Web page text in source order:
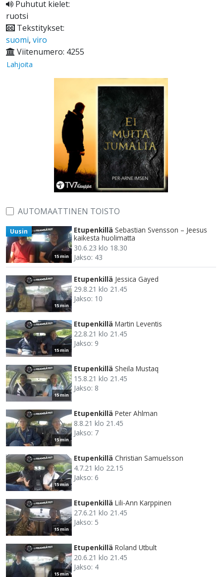
Puhutut kielet:
ruotsi
Tekstitykset:
suomi, viro
Viitenumero: 4255
Lahjoita
AUTOMAATTINEN TOISTO
15 min
Uusin Etupenkillä Sebastian Svensson – Jeesus
kaikesta huolimatta
30.6.23 klo 18.30
Jakso: 43
15 min
Etupenkillä Jessica Gayed
29.8.21 klo 21.45
Jakso: 10
15 min
Etupenkillä Martin Leventis
22.8.21 klo 21.45
Jakso: 9
15 min
Etupenkillä Sheila Mustaq
15.8.21 klo 21.45
Jakso: 8
15 min
Etupenkillä Peter Ahlman
8.8.21 klo 21.45
Jakso: 7
15 min
Etupenkillä Christian Samuelsson
4.7.21 klo 22.15
Jakso: 6
15 min
Etupenkillä Lili-Ann Karppinen
27.6.21 klo 21.45
Jakso: 5
15 min
Etupenkillä Roland Utbult
20.6.21 klo 21.45
Jakso: 4